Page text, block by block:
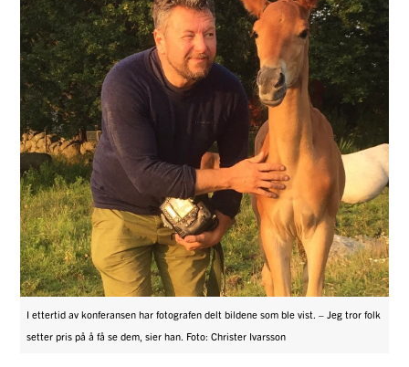
I ettertid av konferansen har fotografen delt bildene som ble vist. – Jeg tror folk
setter pris på å få se dem, sier han. Foto: Christer Ivarsson